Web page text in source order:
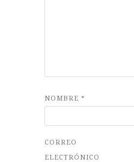
NOMBRE *
CORREO
ELECTRÓNICO